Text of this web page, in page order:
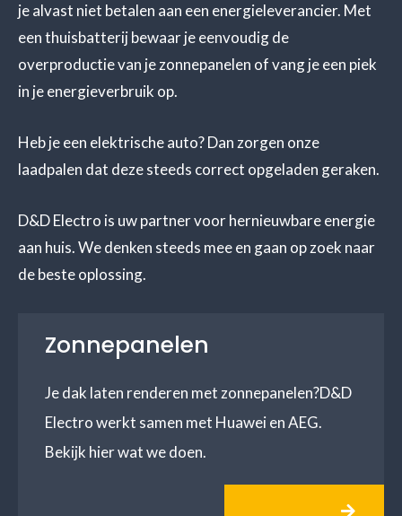
je alvast niet betalen aan een energieleverancier. Met
een thuisbatterij bewaar je eenvoudig de
overproductie van je zonnepanelen of vang je een piek
in je energieverbruik op.
Heb je een elektrische auto? Dan zorgen onze
laadpalen dat deze steeds correct opgeladen geraken.
D&D Electro is uw partner voor hernieuwbare energie
aan huis. We denken steeds mee en gaan op zoek naar
de beste oplossing.
Zonnepanelen
Je dak laten renderen met zonnepanelen?D&D
Electro werkt samen met Huawei en AEG.
Bekijk hier wat we doen.